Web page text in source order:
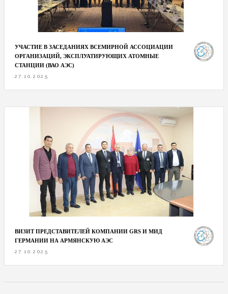
УЧАСТИЕ В ЗАСЕДАНИЯХ ВСЕМИРНОЙ АССОЦИАЦИИ
ОРГАНИЗАЦИЙ, ЭКСПЛУАТИРУЮЩИХ АТОМНЫЕ
СТАНЦИИ (ВАО АЭС)
27.10.2025
ВИЗИТ ПРЕДСТАВИТЕЛЕЙ КОМПАНИИ GRS И МИД
ГЕРМАНИИ НА АРМЯНСКУЮ АЭС
27.10.2025